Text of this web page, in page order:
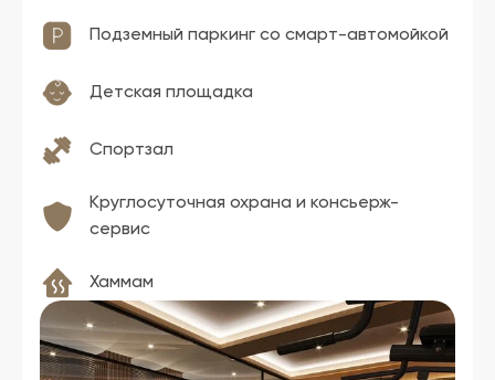
Подземный паркинг со смарт-автомойкой
Детская площадка
Спортзал
Круглосуточная охрана и консьерж-
сервис
Хаммам